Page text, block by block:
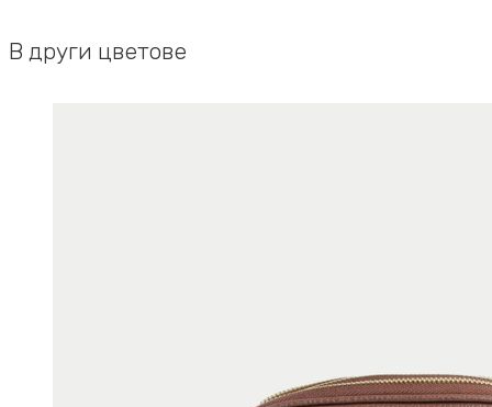
В други цветове